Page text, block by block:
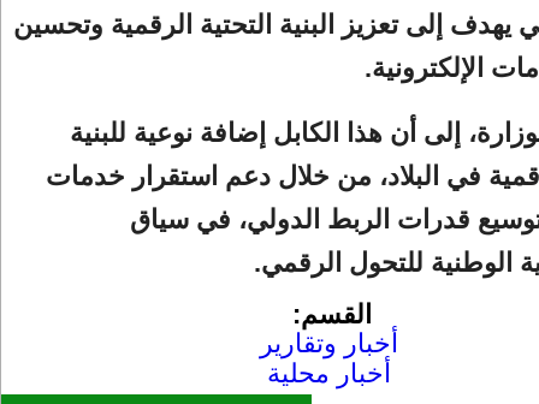
إلى تعزيز البنية التحتية الرقمية وتحسين
الإلكترونية.
إلى أن هذا الكابل إضافة نوعية للبنية
في البلاد، من خلال دعم استقرار خدمات
قدرات الربط الدولي، في سياق
الوطنية للتحول الرقمي.
القسم:
أخبار وتقارير
أخبار محلية